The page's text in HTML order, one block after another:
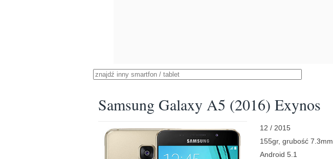
Samsung Galaxy A5 (2016) Exynos
12 / 2015
155gr, grubość 7.3mm
Android 5.1